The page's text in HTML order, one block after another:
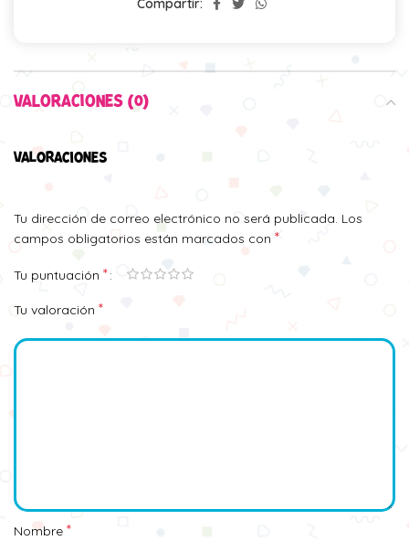
Compartir:
VALORACIONES (0)
VALORACIONES
Tu dirección de correo electrónico no será publicada. Los
campos obligatorios están marcados con *
Tu puntuación *
Tu valoración *
Nombre *